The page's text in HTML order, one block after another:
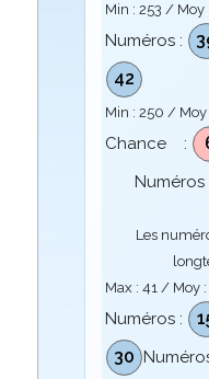
Min : 253 / Moy :
Numéros :
42
Min : 250 / Moy
Chance :
Numéros
Les
Max : 41/ Moy :
Numéros :
30